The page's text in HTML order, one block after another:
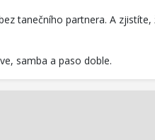
tanečního partnera. A
samba a paso doble.